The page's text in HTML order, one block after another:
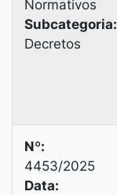
Normativos
Subcategoria:
Decretos
Nº:
4453/2025
Data: